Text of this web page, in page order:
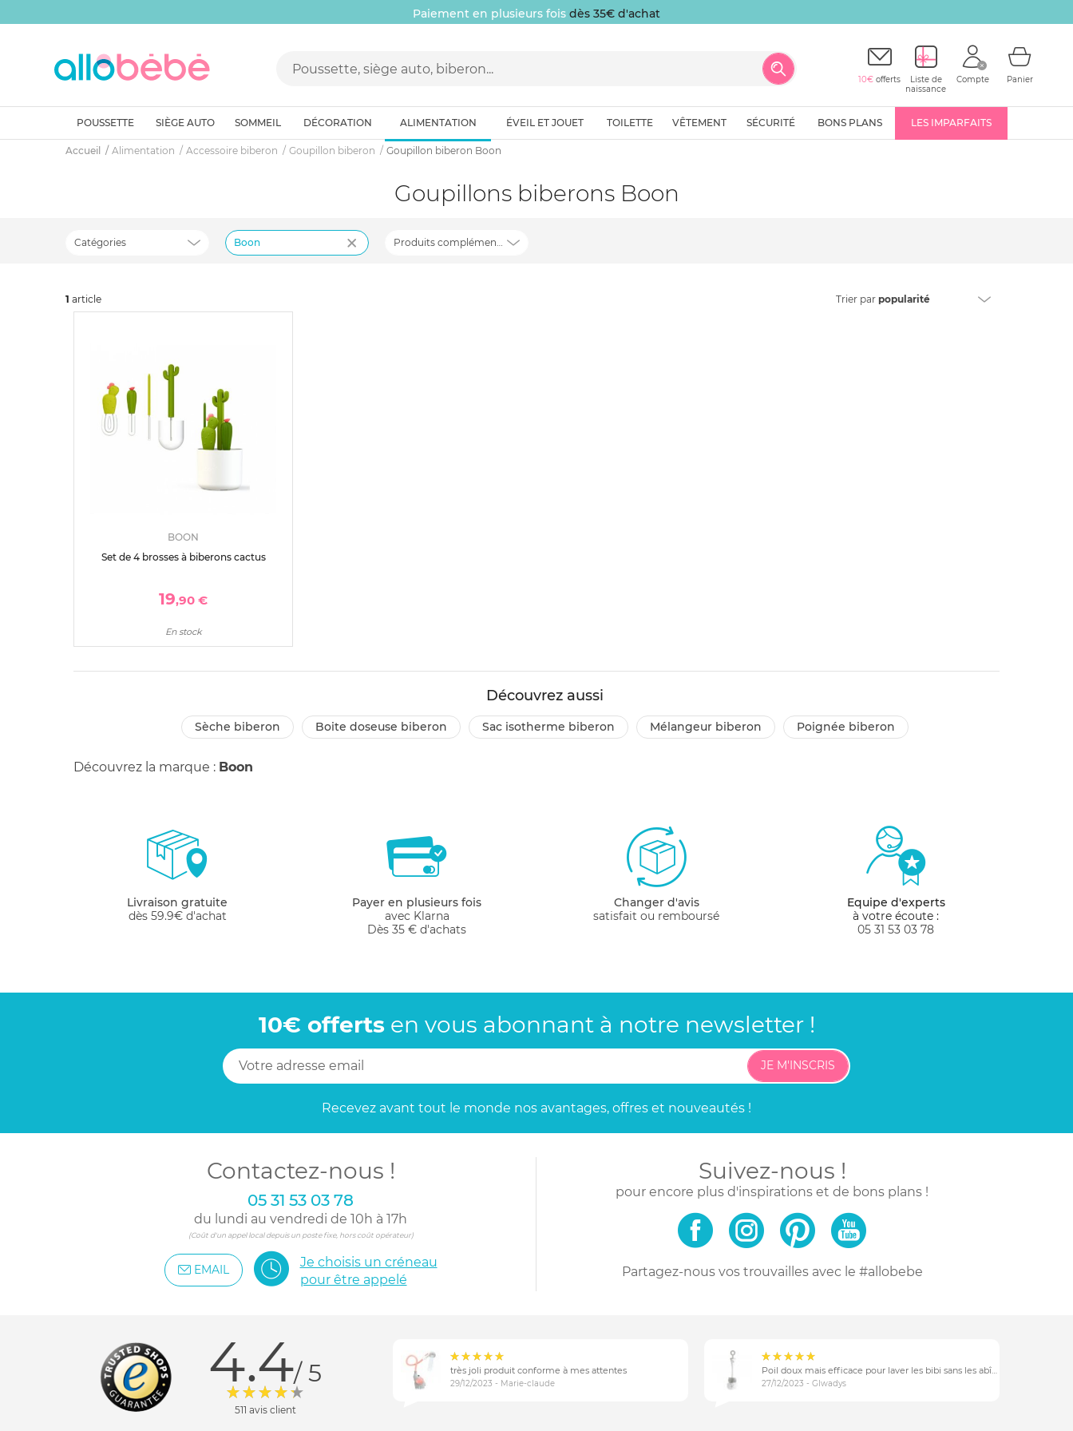
Paiement en plusieurs fois dès 35€ d'achat
10€ offerts
Liste de
naissance
Compte Panier
POUSSETTE SIÈGE AUTO SOMMEIL DÉCORATION ALIMENTATION ÉVEIL ET JOUET TOILETTE VÊTEMENT SÉCURITÉ BONS PLANS LES IMPARFAITS
Accueil Alimentation Accessoire biberon Goupillon biberon Goupillon biberon Boon
Goupillons biberons Boon
Catégories Boon Produits complémentaires
1 article Trier par popularité
BOON
Set de 4 brosses à biberons cactus
19,90 €
En stock
Découvrez aussi
sèche biberon boite doseuse biberon sac isotherme biberon mélangeur biberon poignée biberon
Découvrez la marque : Boon
Livraison gratuite
dès 59.9€ d'achat
Payer en plusieurs fois
avec Klarna
Dès 35 € d'achats
Changer d'avis
satisfait ou remboursé
Equipe d'experts
à votre écoute :
05 31 53 03 78
10€ offertsen vous abonnantà notre newsletter !
JE M'INSCRIS
Recevez avant tout le monde nos avantages, offres et nouveautés !
Contactez-nous !
05 31 53 03 78
du lundi au vendredi de 10h à 17h
(Coût d'un appel local depuis un poste fixe, hors coût opérateur)
EMAIL
Je choisis un créneau
pour être appelé
Suivez-nous !
pour encore plus d'inspirations et de bons plans !
Partagez-nous vos trouvaillesavec le #allobebe
4.4/ 5
511 avis client
très joli produit conforme à mes attentes
29/12/2023 - Marie-claude 27/12/2023 - Glwadys